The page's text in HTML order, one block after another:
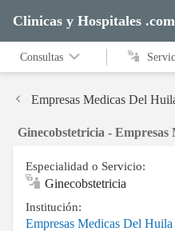
Clinicas y Hospitales
Consultas
Empresas Medicas Del
Ginecobstetricia - Empresas
Especialidad o Servicio:
Ginecobstetricia
Institución:
Empresas Medicas Del